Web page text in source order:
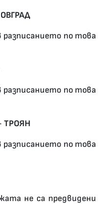
разписанието по това
разписанието по това
ТРОЯН
разписанието по това
не са предвидени